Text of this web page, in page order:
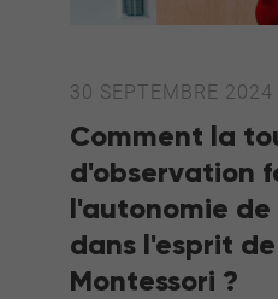
30 SEPTEMBRE 2024
Comment la
d'observation
l'autonomie
dans l'esprit
Montessori ?